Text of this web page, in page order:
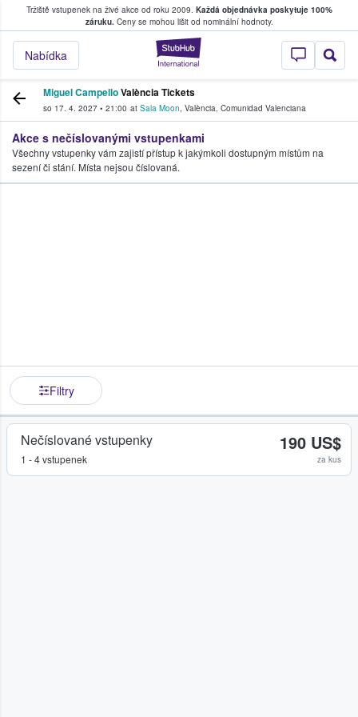
Tržiště vstupenek na živé akce od roku 2009. Každá objednávka poskytuje 100%
záruku.Ceny se mohou lišit od nominální hodnoty.
StubHub –
Nabídka
kde fanoušci kupují a prodávají vstupenky
Miguel CampelloValència Tickets
so 17. 4. 2027 • 21:00 at Sala Moon, València, Comunidad Valenciana
Akce s nečíslovanými vstupenkami
Všechny vstupenky vám zajistí přístup k jakýmkoli dostupným místům na
sezení či stání. Místa nejsou číslovaná.
Filtry
Nečíslované vstupenky
1 - 4 vstupenek
190 US$
za kus